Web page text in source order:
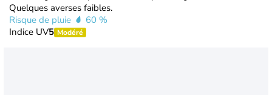
Quelques averses faibles.
Risque de pluie
60 %
Indice UV5 Modéré